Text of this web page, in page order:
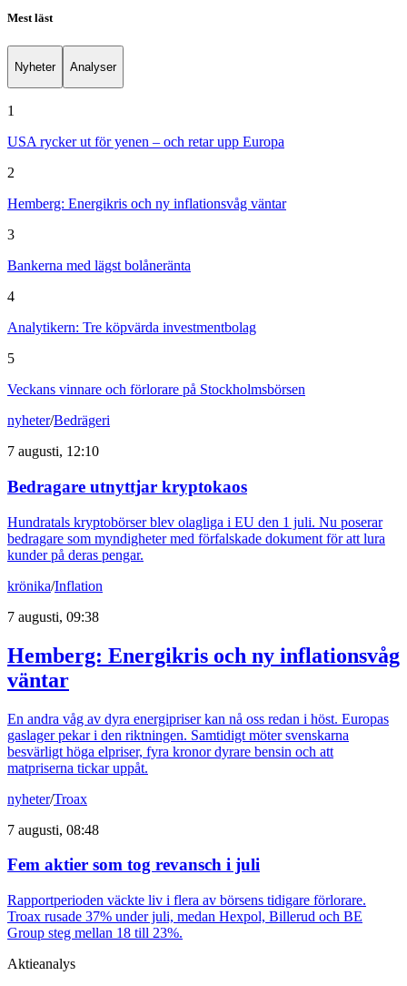
Mest läst
Nyheter Analyser
1
USA rycker ut för yenen – och retar upp Europa
2
Hemberg: Energikris och ny inflationsvåg väntar
3
Bankerna med lägst bolåneränta
4
Analytikern: Tre köpvärda investmentbolag
5
Veckans vinnare och förlorare på Stockholmsbörsen
nyheter/Bedrägeri
7 augusti, 12:10
Bedragare utnyttjar kryptokaos
Hundratals kryptobörser blev olagliga i EU den 1 juli. Nu poserar
bedragare som myndigheter med förfalskade dokument för att lura
kunder på deras pengar.
krönika/Inflation
7 augusti, 09:38
Hemberg: Energikris och ny inflationsvåg
väntar
En andra våg av dyra energipriser kan nå oss redan i höst. Europas
gaslager pekar i den riktningen. Samtidigt möter svenskarna
besvärligt höga elpriser, fyra kronor dyrare bensin och att
matpriserna tickar uppåt.
nyheter/Troax
7 augusti, 08:48
Fem aktier som tog revansch i juli
Rapportperioden väckte liv i flera av börsens tidigare förlorare.
Troax rusade 37% under juli, medan Hexpol, Billerud och BE
Group steg mellan 18 till 23%.
Aktieanalys